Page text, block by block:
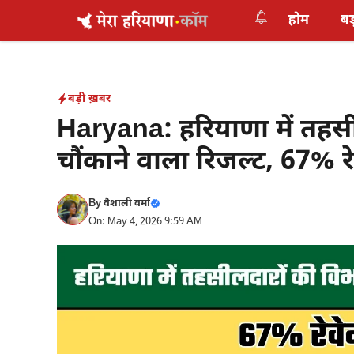
होम
बड़ी ख़बर
Haryana: हरियाणा में
चौंकाने वाला रिजल्ट, 67%
Byवैशाली वर्मा
On: May 4, 2026 9:59 AM